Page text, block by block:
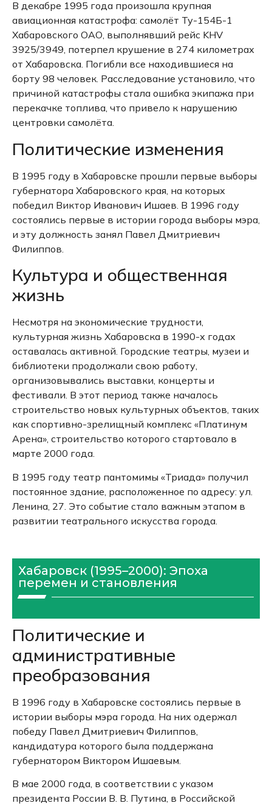
В декабре 1995 года произошла крупная
авиационная катастрофа: самолёт Ту-154Б-1
Хабаровского ОАО, выполнявший рейс KHV
3925/3949, потерпел крушение в 274 километрах
от Хабаровска. Погибли все находившиеся на
борту 98 человек. Расследование установило, что
причиной катастрофы стала ошибка экипажа при
перекачке топлива, что привело к нарушению
центровки самолёта.
Политические изменения
В 1995 году в Хабаровске прошли первые выборы
губернатора Хабаровского края, на которых
победил Виктор Иванович Ишаев. В 1996 году
состоялись первые в истории города выборы мэра,
и эту должность занял Павел Дмитриевич
Филиппов.
Культура и общественная
жизнь
Несмотря на экономические трудности,
культурная жизнь Хабаровска в 1990-х годах
оставалась активной. Городские театры, музеи и
библиотеки продолжали свою работу,
организовывались выставки, концерты и
фестивали. В этот период также началось
строительство новых культурных объектов, таких
как спортивно-зрелищный комплекс «Платинум
Арена», строительство которого стартовало в
марте 2000 года.
В 1995 году театр пантомимы «Триада» получил
постоянное здание, расположенное по адресу: ул.
Ленина, 27. Это событие стало важным этапом в
развитии театрального искусства города.
Хабаровск (1995–2000): Эпоха
перемен и становления
Политические и
административные
преобразования
В 1996 году в Хабаровске состоялись первые в
истории выборы мэра города. На них одержал
победу Павел Дмитриевич Филиппов,
кандидатура которого была поддержана
губернатором Виктором Ишаевым.
В мае 2000 года, в соответствии с указом
президента России В. В. Путина, в Российской